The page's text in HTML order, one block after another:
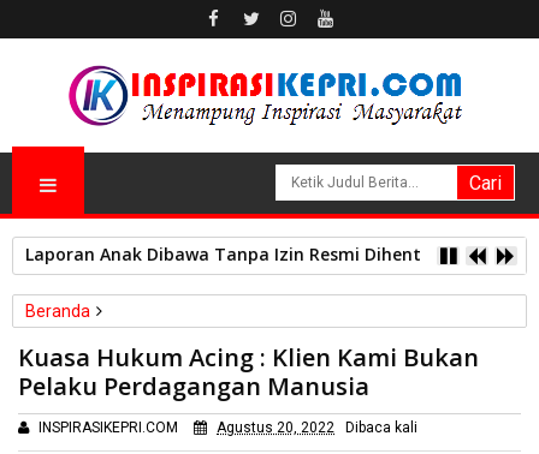
Laporan Anak Dibawa Tanpa Izin Resmi Dihentikan Polsek
Beranda
Kuasa Hukum Acing : Klien Kami Bukan Pelaku Perdagangan
Kuasa Hukum Acing : Klien Kami Bukan
Pelaku Perdagangan Manusia
INSPIRASIKEPRI.COM Agustus 20, 2022 Dibaca kali